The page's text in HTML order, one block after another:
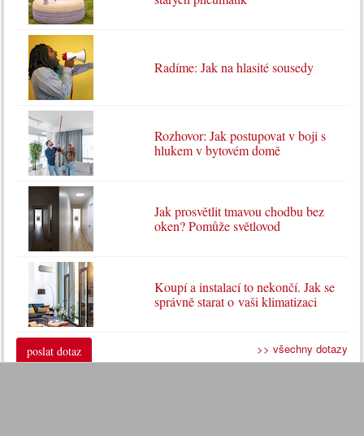
Radíme: Jak na hlasité sousedy
Rozhovor: Jak postupovat v boji s
hlukem v bytovém domě
Jak prosvětlit tmavou chodbu bez
oken? Pomůže světlovod
Koupí a instalací to nekončí. Jak se
správně starat o vaši klimatizaci
poslat dotaz >> všechny dotazy